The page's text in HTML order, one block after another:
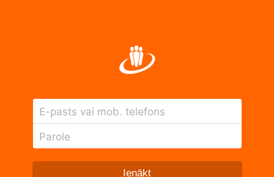
E-pasts vai mob. telefons
Parole
Ienākt